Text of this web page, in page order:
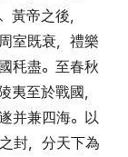
、 黃帝之後，
周室既衰， 禮樂
秏盡。 至春秋
夷至於戰國，
并兼四海。 以
封， 分天下為